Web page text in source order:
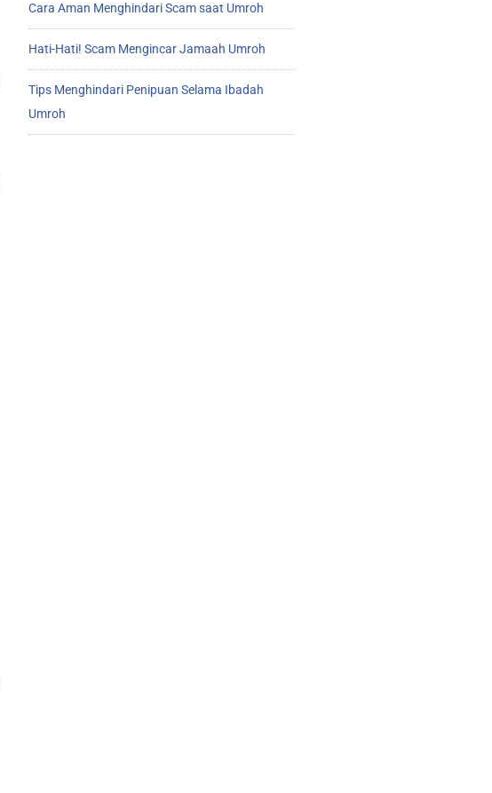
Cara Aman Menghindari Scam saat Umroh
Hati-Hati! Scam Mengincar Jamaah Umroh
Tips Menghindari Penipuan Selama Ibadah
Umroh